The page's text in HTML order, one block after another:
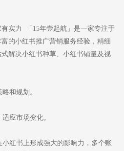
实力 「15年壹起航」是一家专注于
的小红书推广营销服务经验，精细
解决小红书种草、小红书铺量及视
和规划。
应市场变化。
红书上形成强大的影响力，多个账